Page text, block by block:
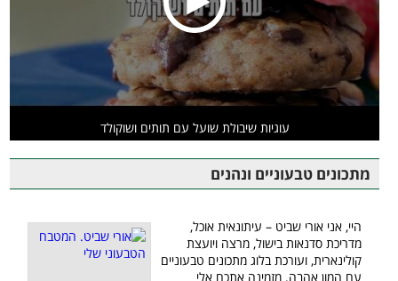
עוגיות שיבולת שועל עם תותים ושוקולד
מתכונים טבעוניים ונהנים
היי, אני אורי שביט – עיתונאית אוכל,
מדריכת סדנאות בישול, מרצה ויועצת
קולינארית, ועורכת בלוג מתכונים טבעוניים
עם המון אהבה. מזמינה אתכם אלי